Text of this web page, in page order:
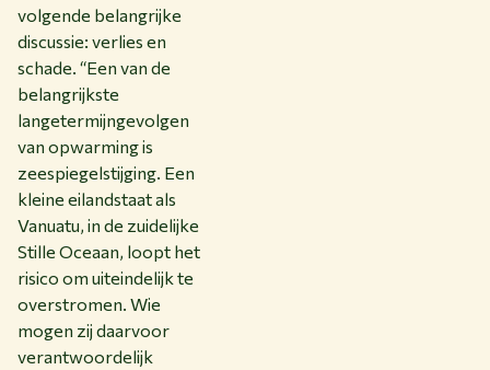
volgende belangrijke
discussie: verlies en
schade. “Een van de
belangrijkste
langetermijngevolgen
van opwarming is
zeespiegelstijging. Een
kleine eilandstaat als
Vanuatu, in de zuidelijke
Stille Oceaan, loopt het
risico om uiteindelijk te
overstromen. Wie
mogen zij daarvoor
verantwoordelijk